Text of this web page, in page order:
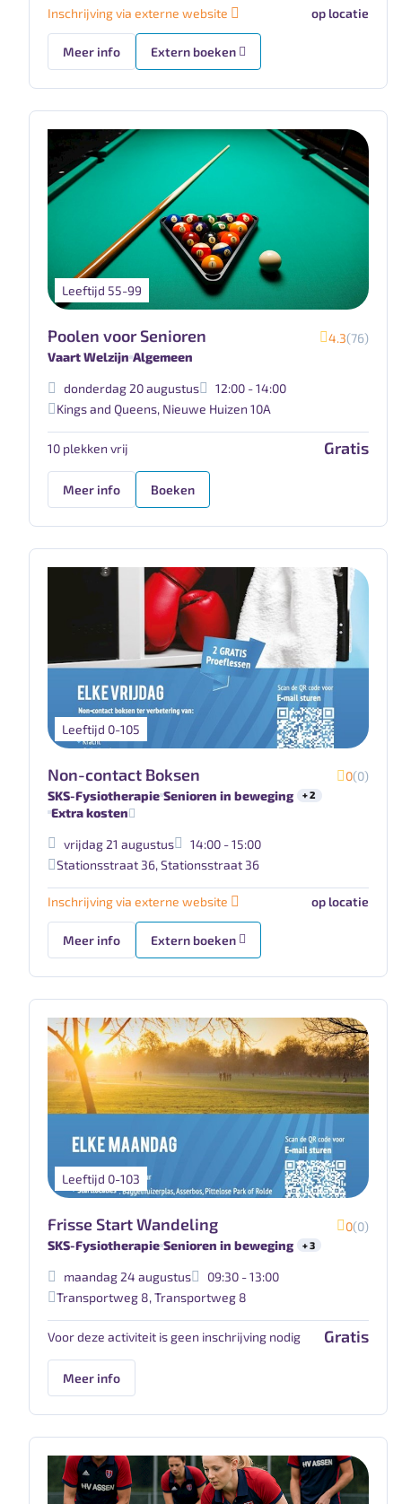
Inschrijving via externe website op locatie
Meer info Extern boeken
Leeftijd 55-99
Poolen voor Senioren 4.3(76)
Vaart Welzijn Algemeen
donderdag 20 augustus
12:00 - 14:00
Kings and Queens, Nieuwe Huizen 10A
10 plekken vrij Gratis
Meer info Boeken
Leeftijd 0-105
Non-contact Boksen 0(0)
SKS-Fysiotherapie Senioren in beweging + 2
Extra kosten
vrijdag 21 augustus
14:00 - 15:00
Stationsstraat 36, Stationsstraat 36
Inschrijving via externe website op locatie
Meer info Extern boeken
Leeftijd 0-103
Frisse Start Wandeling 0(0)
SKS-Fysiotherapie Senioren in beweging + 3
maandag 24 augustus
09:30 - 13:00
Transportweg 8, Transportweg 8
Voor deze activiteit is geen inschrijving nodig Gratis
Meer info